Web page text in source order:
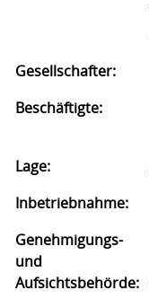
Gesellschafter:
Beschäftigte:
Lage:
Inbetriebnahme:
Genehmigungs-
und
Aufsichtsbehörde: